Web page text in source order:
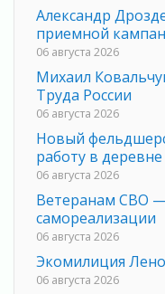
Александр
приемной
06 августа 2026
Михаил
Труда России
06 августа 2026
Новый
работу в
06 августа 2026
Ветеранам СВО
самореализации
06 августа 2026
Экомилиция
06 августа 2026